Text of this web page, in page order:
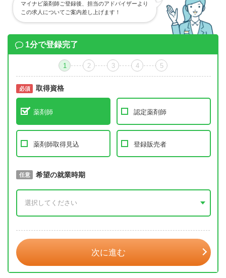
マイナビ薬剤師ご登録後、担当のアドバイザーより
この求人についてご案内差し上げます！
1分で登録完了
1 2 3 4 5
必須 取得資格
薬剤師 認定薬剤師
薬剤師取得見込 登録販売者
必須 取得予定年
任意 希望の就業時期
次に進む